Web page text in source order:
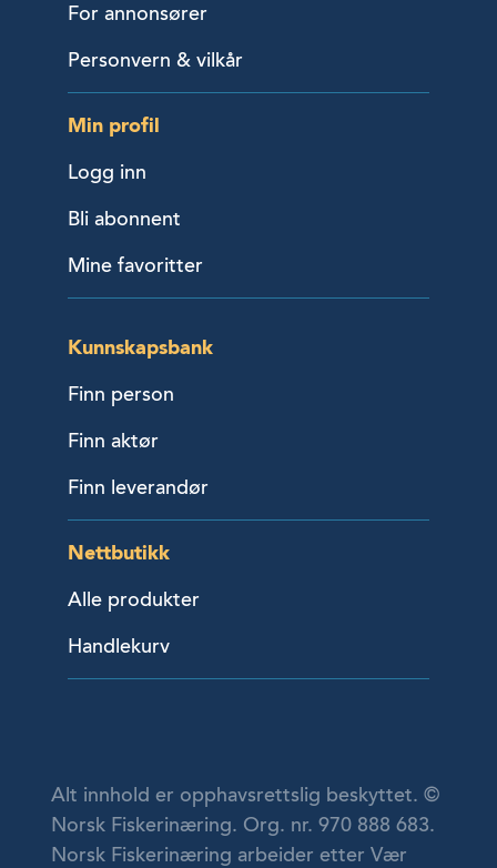
For annonsører
Personvern & vilkår
Min profil
Logg inn
Bli abonnent
Mine favoritter
Kunnskapsbank
Finn person
Finn aktør
Finn leverandør
Nettbutikk
Alle produkter
Handlekurv
Alt innhold er opphavsrettslig beskyttet. ©
Norsk Fiskerinæring. Org. nr. 970 888 683.
Norsk Fiskerinæring arbeider etter Vær